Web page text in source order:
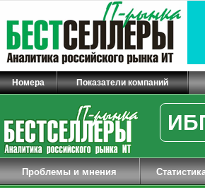
Номера Показатели компаний
Проблемы и мнения